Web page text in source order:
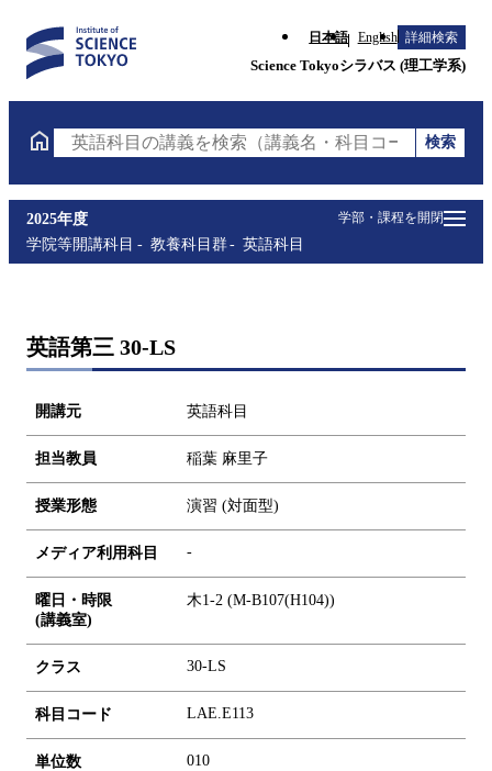
日本語 English 詳細検索
Science Tokyoシラバス (理工学系)
英語科目の講義を検索（講義名・科目コード・担当教
検索
学部・課程を開閉
2025年度
学院等開講科目
教養科目群 英語科目
英語第三 30-LS
開講元 英語科目
担当教員 稲葉 麻里子
授業形態 演習 (対面型)
メディア利用科目 -
曜日・時限
(講義室)
木1-2 (M-B107(H104))
クラス 30-LS
科目コード LAE.E113
単位数 010